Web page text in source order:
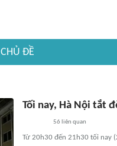
CHỦ ĐỀ
Tối nay, Hà Nội tắt
56 liên quan
Từ 20h30 đến 21h30 tối nay